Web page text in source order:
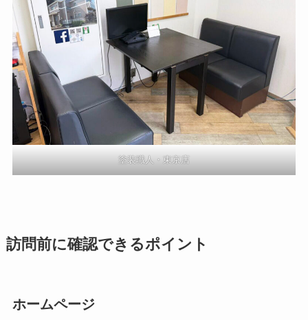
塗装職人・東京店
訪問前に確認できるポイント
ホームページ